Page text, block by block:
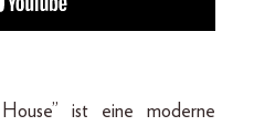
ist eine moderne